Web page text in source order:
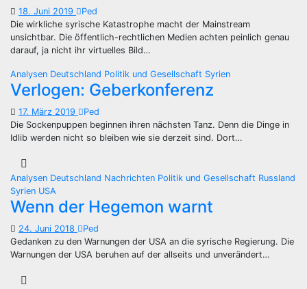
18. Juni 2019
Ped
Die wirkliche syrische Katastrophe macht der Mainstream
unsichtbar. Die öffentlich-rechtlichen Medien achten peinlich genau
darauf, ja nicht ihr virtuelles Bild…
Analysen Deutschland Politik und Gesellschaft Syrien
Verlogen: Geberkonferenz
17. März 2019
Ped
Die Sockenpuppen beginnen ihren nächsten Tanz. Denn die Dinge in
Idlib werden nicht so bleiben wie sie derzeit sind. Dort…
Analysen Deutschland Nachrichten Politik und Gesellschaft Russland
Syrien USA
Wenn der Hegemon warnt
24. Juni 2018
Ped
Gedanken zu den Warnungen der USA an die syrische Regierung. Die
Warnungen der USA beruhen auf der allseits und unverändert…